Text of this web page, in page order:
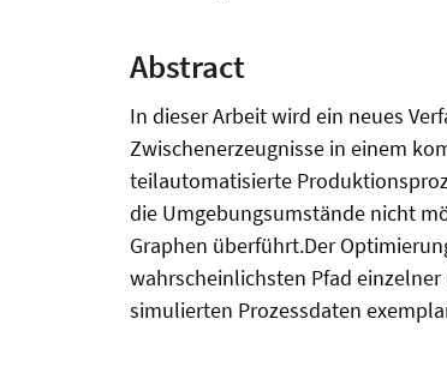
Abstract
In dieser Arbeit wird ein neues
Zwischenerzeugnisse in einem
teilautomatisierte
die Umgebungsumstände nicht
Graphen überführt.Der
wahrscheinlichsten Pfad
simulierten Prozessdaten